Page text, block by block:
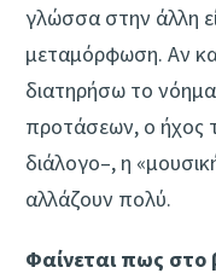
γλώσσα στην άλλη
μεταμόρφωση. Αν
διατηρήσω το
προτάσεων, ο ήχος
διάλογο–, η
αλλάζουν πολύ.
Φαίνεται πως στο